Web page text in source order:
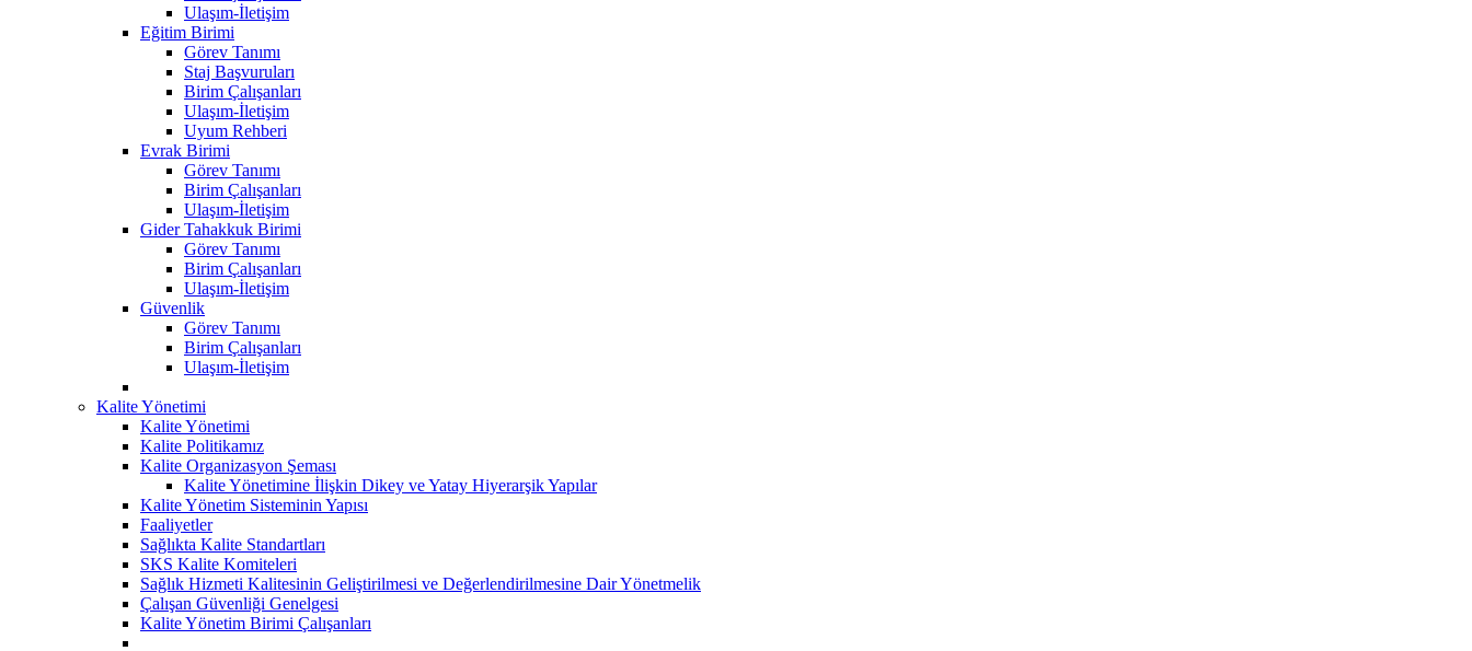
Ulaşım-İletişim
Eğitim Birimi
Görev Tanımı
Staj Başvuruları
Birim Çalışanları
Ulaşım-İletişim
Uyum Rehberi
Evrak Birimi
Görev Tanımı
Birim Çalışanları
Ulaşım-İletişim
Gider Tahakkuk Birimi
Görev Tanımı
Birim Çalışanları
Ulaşım-İletişim
Güvenlik
Görev Tanımı
Birim Çalışanları
Ulaşım-İletişim
Kalite Yönetimi
Kalite Yönetimi
Kalite Politikamız
Kalite Organizasyon Şeması
Kalite Yönetimine İlişkin Dikey ve Yatay Hiyerarşik Yapılar
Kalite Yönetim Sisteminin Yapısı
Faaliyetler
Sağlıkta Kalite Standartları
SKS Kalite Komiteleri
Sağlık Hizmeti Kalitesinin Geliştirilmesi ve Değerlendirilmesine Dair Yönetmelik
Çalışan Güvenliği Genelgesi
Kalite Yönetim Birimi Çalışanları